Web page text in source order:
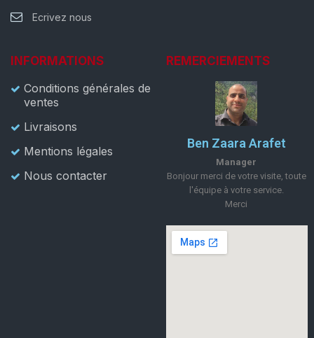
Ecrivez nous
INFORMATIONS
Conditions générales de
ventes
Livraisons
Mentions légales
Nous contacter
REMERCIEMENTS
Ben Zaara Arafet
Manager
Bonjour merci de votre visite, toute
l'équipe à votre service.
Merci